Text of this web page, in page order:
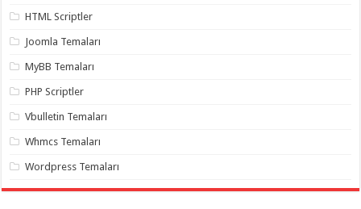
HTML Scriptler
Joomla Temaları
MyBB Temaları
PHP Scriptler
Vbulletin Temaları
Whmcs Temaları
Wordpress Temaları